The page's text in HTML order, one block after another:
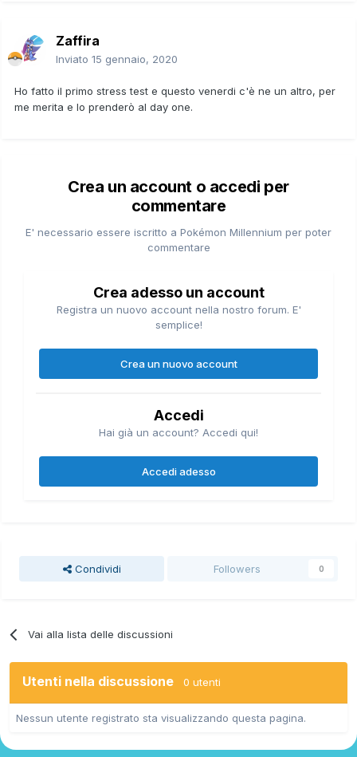
Zaffira
Inviato 15 gennaio, 2020
Ho fatto il primo stress test e questo venerdi c'è ne un altro, per
me merita e lo prenderò al day one.
Crea un account o accedi per
commentare
E' necessario essere iscritto a Pokémon Millennium per poter
commentare
Crea adesso un account
Registra un nuovo account nella nostro forum. E'
semplice!
Crea un nuovo account
Accedi
Hai già un account? Accedi qui!
Accedi adesso
Condividi Followers 0
Vai alla lista delle discussioni
Utenti nella discussione 0 utenti
Nessun utente registrato sta visualizzando questa pagina.